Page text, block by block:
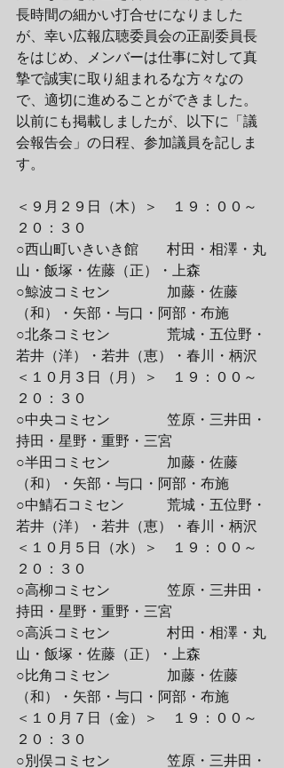
長時間の細かい打合せになりました
が、幸い広報広聴委員会の正副委員長
をはじめ、メンバーは仕事に対して真
摯で誠実に取り組まれるな方々なの
で、適切に進めることができました。
以前にも掲載しましたが、以下に「議
会報告会」の日程、参加議員を記しま
す。
＜９月２９日（木）＞　１９：００～
２０：３０
○西山町いきいき館　　村田・相澤・丸
山・飯塚・佐藤（正）・上森
○鯨波コミセン　　　　加藤・佐藤
（和）・矢部・与口・阿部・布施
○北条コミセン　　　　荒城・五位野・
若井（洋）・若井（恵）・春川・柄沢
＜１０月３日（月）＞　１９：００～
２０：３０
○中央コミセン　　　　笠原・三井田・
持田・星野・重野・三宮
○半田コミセン　　　　加藤・佐藤
（和）・矢部・与口・阿部・布施
○中鯖石コミセン　　　荒城・五位野・
若井（洋）・若井（恵）・春川・柄沢
＜１０月５日（水）＞　１９：００～
２０：３０
○高柳コミセン　　　　笠原・三井田・
持田・星野・重野・三宮
○高浜コミセン　　　　村田・相澤・丸
山・飯塚・佐藤（正）・上森
○比角コミセン　　　　加藤・佐藤
（和）・矢部・与口・阿部・布施
＜１０月７日（金）＞　１９：００～
２０：３０
○別俣コミセン　　　　笠原・三井田・